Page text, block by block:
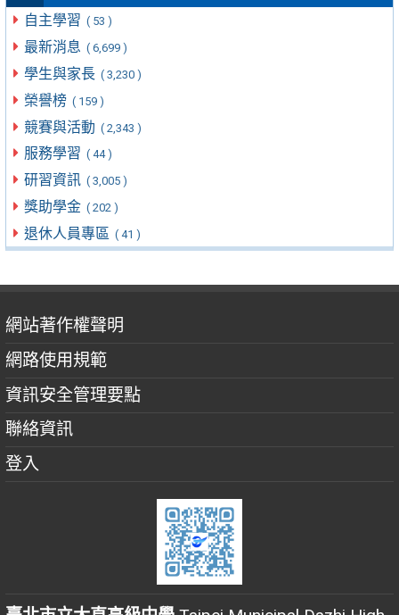
自主學習 ( 53 )
最新消息 ( 6,699 )
學生與家長 ( 3,230 )
榮譽榜 ( 159 )
競賽與活動 ( 2,343 )
服務學習 ( 44 )
研習資訊 ( 3,005 )
獎助學金 ( 202 )
退休人員專區 ( 41 )
網站著作權聲明
網路使用規範
資訊安全管理要點
聯絡資訊
登入